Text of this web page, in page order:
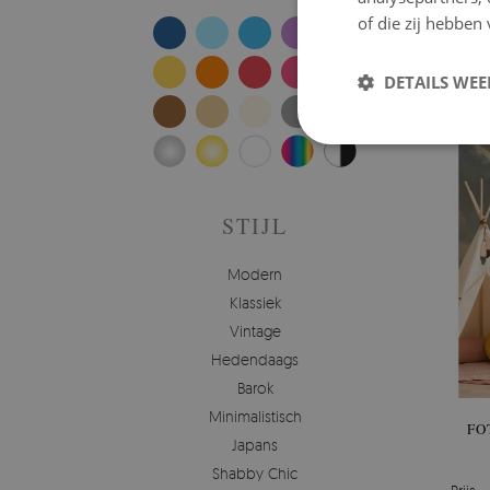
STIJL
Modern
Klassiek
Vintage
Hedendaags
Barok
Minimalistisch
Japans
Shabby Chic
of die zij hebben
DETAILS